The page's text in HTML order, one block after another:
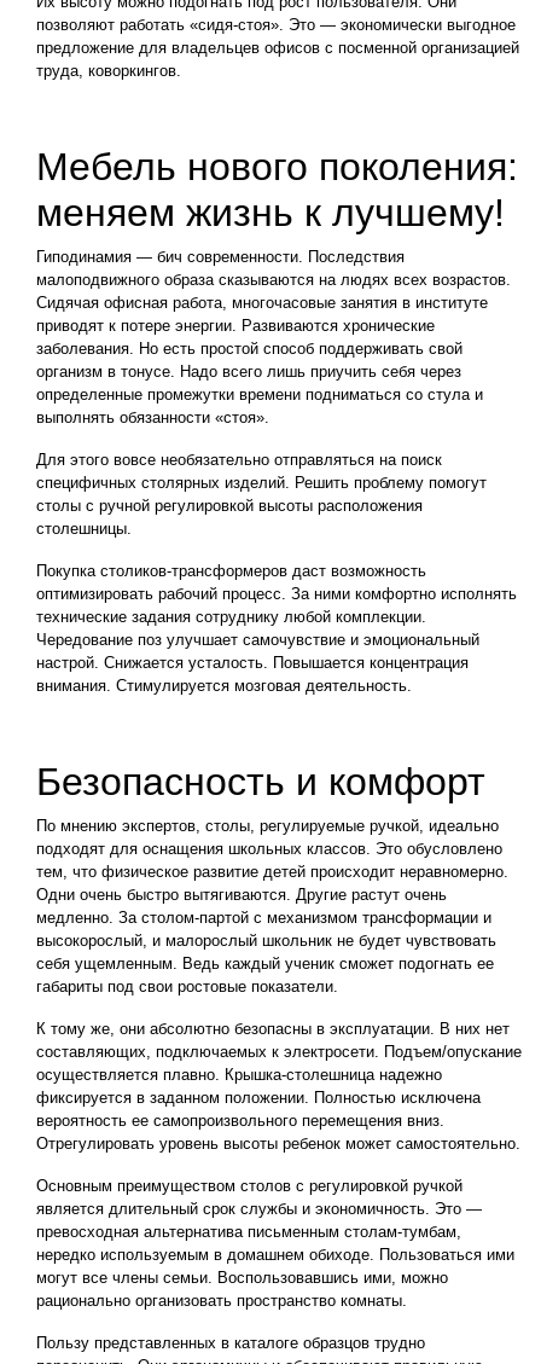
позволяют работать «сидя-стоя». Это ― экономически выгодное
предложение для владельцев офисов с посменной организацией
труда, коворкингов.
Мебель нового поколения:
меняем жизнь к лучшему!
Гиподинамия ― бич современности. Последствия
малоподвижного образа сказываются на людях всех возрастов.
Сидячая офисная работа, многочасовые занятия в институте
приводят к потере энергии. Развиваются хронические
заболевания. Но есть простой способ поддерживать свой
организм в тонусе. Надо всего лишь приучить себя через
определенные промежутки времени подниматься со стула и
выполнять обязанности «стоя».
Для этого вовсе необязательно отправляться на поиск
специфичных столярных изделий. Решить проблему помогут
столы с ручной регулировкой высоты расположения
столешницы.
Покупка столиков-трансформеров даст возможность
оптимизировать рабочий процесс. За ними комфортно исполнять
технические задания сотруднику любой комплекции.
Чередование поз улучшает самочувствие и эмоциональный
настрой. Снижается усталость. Повышается концентрация
внимания. Стимулируется мозговая деятельность.
Безопасность и комфорт
По мнению экспертов, столы, регулируемые ручкой, идеально
подходят для оснащения школьных классов. Это обусловлено
тем, что физическое развитие детей происходит неравномерно.
Одни очень быстро вытягиваются. Другие растут очень
медленно. За столом-партой с механизмом трансформации и
высокорослый, и малорослый школьник не будет чувствовать
себя ущемленным. Ведь каждый ученик сможет подогнать ее
габариты под свои ростовые показатели.
К тому же, они абсолютно безопасны в эксплуатации. В них нет
составляющих, подключаемых к электросети. Подъем/опускание
осуществляется плавно. Крышка-столешница надежно
фиксируется в заданном положении. Полностью исключена
вероятность ее самопроизвольного перемещения вниз.
Отрегулировать уровень высоты ребенок может самостоятельно.
Основным преимуществом столов с регулировкой ручкой
является длительный срок службы и экономичность. Это ―
превосходная альтернатива письменным столам-тумбам,
нередко используемым в домашнем обиходе. Пользоваться ими
могут все члены семьи. Воспользовавшись ими, можно
рационально организовать пространство комнаты.
Пользу представленных в каталоге образцов трудно